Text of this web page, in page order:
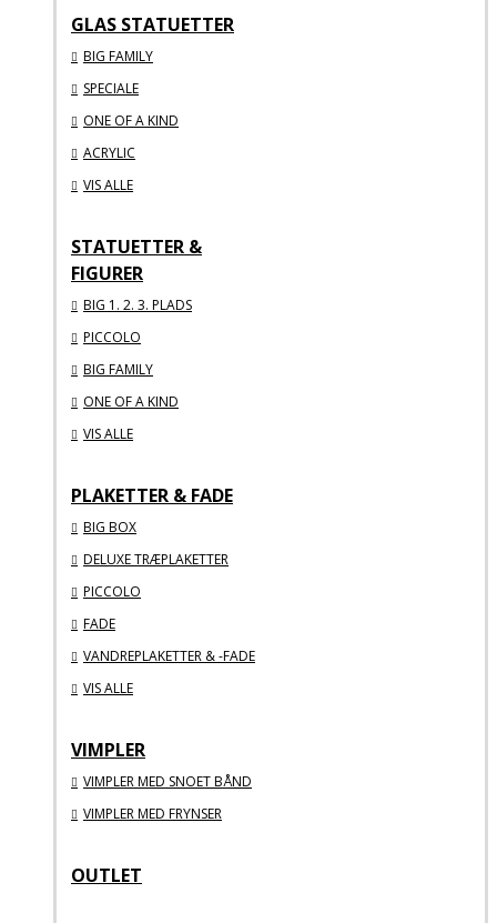
GLAS STATUETTER
BIG FAMILY
SPECIALE
ONE OF A KIND
ACRYLIC
VIS ALLE
STATUETTER &
FIGURER
BIG 1. 2. 3. PLADS
PICCOLO
BIG FAMILY
ONE OF A KIND
VIS ALLE
PLAKETTER & FADE
BIG BOX
DELUXE TRÆPLAKETTER
PICCOLO
FADE
VANDREPLAKETTER & -FADE
VIS ALLE
VIMPLER
VIMPLER MED SNOET BÅND
VIMPLER MED FRYNSER
OUTLET